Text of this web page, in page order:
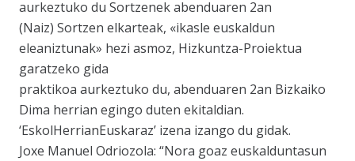
aurkeztuko du Sortzenek abenduaren 2an
(Naiz) Sortzen elkarteak, «ikasle euskaldun
eleaniztunak» hezi asmoz, Hizkuntza-Proiektua
garatzeko gida
praktikoa aurkeztuko du, abenduaren 2an Bizkaiko
Dima herrian egingo duten ekitaldian.
‘EskolHerrianEuskaraz’ izena izango du gidak.
Joxe Manuel Odriozola: “Nora goaz euskalduntasun